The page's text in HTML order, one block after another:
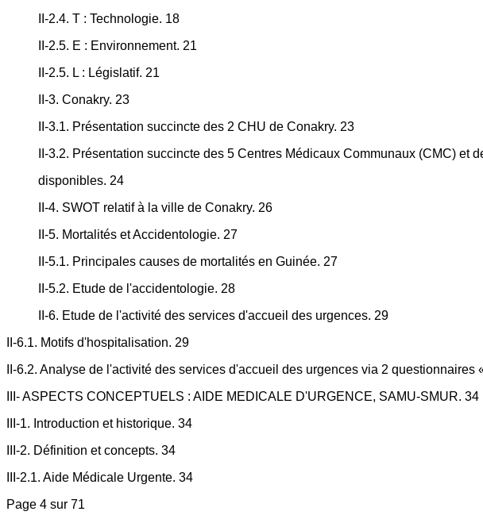
II-2.4. T : Technologie. 18
II-2.5. E : Environnement. 21
II-2.5. L : Législatif. 21
II-3. Conakry. 23
II-3.1. Présentation succincte des 2 CHU de Conakry. 23
II-3.2. Présentation succincte des 5 Centres Médicaux Communaux (CMC) et
disponibles. 24
II-4. SWOT relatif à la ville de Conakry. 26
II-5. Mortalités et Accidentologie. 27
II-5.1. Principales causes de mortalités en Guinée. 27
II-5.2. Etude de l'accidentologie. 28
II-6. Etude de l'activité des services d'accueil des urgences. 29
II-6.1. Motifs d'hospitalisation. 29
II-6.2. Analyse de l'activité des services d'accueil des urgences via 2 questionnaires
III- ASPECTS CONCEPTUELS : AIDE MEDICALE D'URGENCE, SAMU-SMUR. 34
III-1. Introduction et historique. 34
III-2. Définition et concepts. 34
III-2.1. Aide Médicale Urgente. 34
Page 4 sur 71